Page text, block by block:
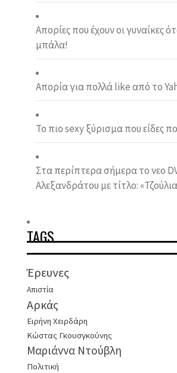
Απορίες που έχουν οι γυναίκες
μπάλα!
Απορία για πολλά like από το
Το πιο sexy ξύρισμα που είδες
Στα περίπτερα σήμερα το νεο
Αλεξανδράτου με τίτλο:
TAGS
Έρευνες
Απιστία
Αρκάς
Ειρήνη Χειρδάρη
Κώστας Γκουσγκούνης
Μαριάννα Ντούβλη
Πολιτική